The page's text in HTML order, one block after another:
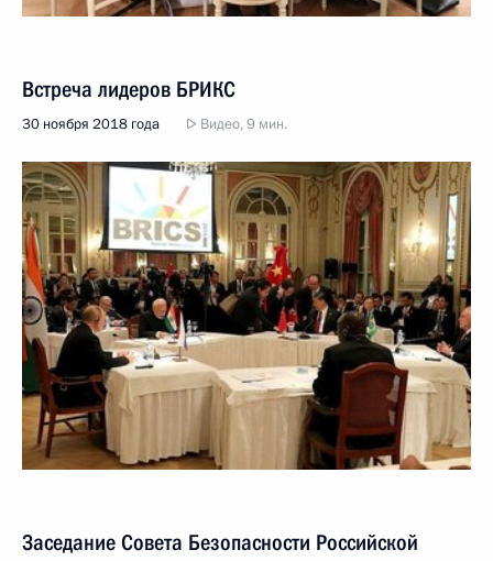
Встреча лидеров БРИКС
30 ноября 2018 года Видео, 9 мин.
Заседание Совета Безопасности Российской